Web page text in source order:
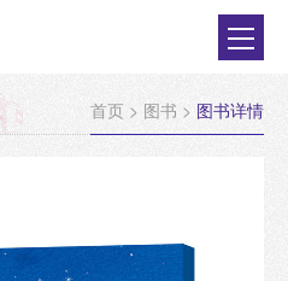
首页 > 图书 > 图书详情